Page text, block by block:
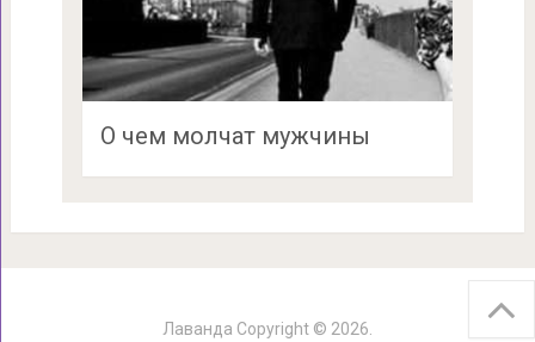
О чем молчат мужчины
Лаванда Copyright © 2026.